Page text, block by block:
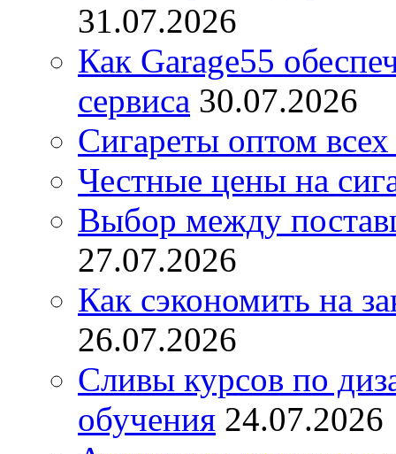
31.07.2026
Как Garage55
сервиса 30.07.2026
Сигареты оптом
Честные цены на
Выбор между
27.07.2026
Как сэкономить на
26.07.2026
Сливы курсов по
обучения 24.07.2026